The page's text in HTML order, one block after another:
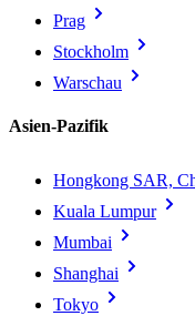
Prag
Stockholm
Warschau
Asien-Pazifik
Hongkong SAR,
Kuala Lumpur
Mumbai
Shanghai
Tokyo